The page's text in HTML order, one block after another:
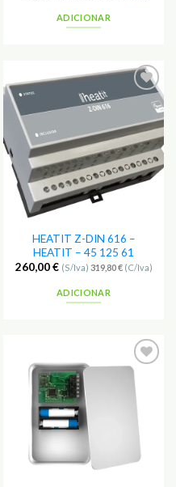
ADICIONAR
Adicionar
Favoritos
HEATIT Z-DIN 616 –
HEATIT – 45 125 61
260,00€ (S/Iva) 319,80€(C/Iva)
ADICIONAR
aos
Favoritos